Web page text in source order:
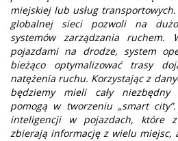
miejskiej lub usług
globalnej sieci pozwoli na
systemów zarządzania
pojazdami na drodze, system
bieżąco optymalizować trasy
natężenia ruchu. Korzystając z
będziemy mieli cały
pomogą w tworzeniu „smart
inteligencji w pojazdach, które
zbierają informację z wielu miejsc,